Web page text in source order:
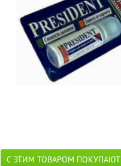
С ЭТИМ ТОВАРОМ ПОКУПАЮТ